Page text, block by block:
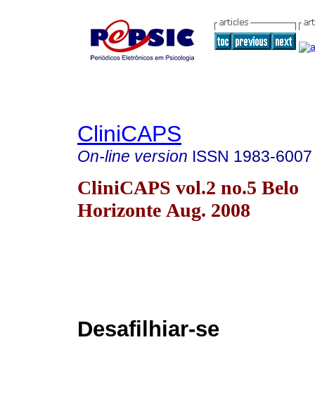
CliniCAPS
On-line version ISSN 1983-6007
CliniCAPS vol.2 no.5 Belo
Horizonte Aug. 2008
Desafilhiar-se